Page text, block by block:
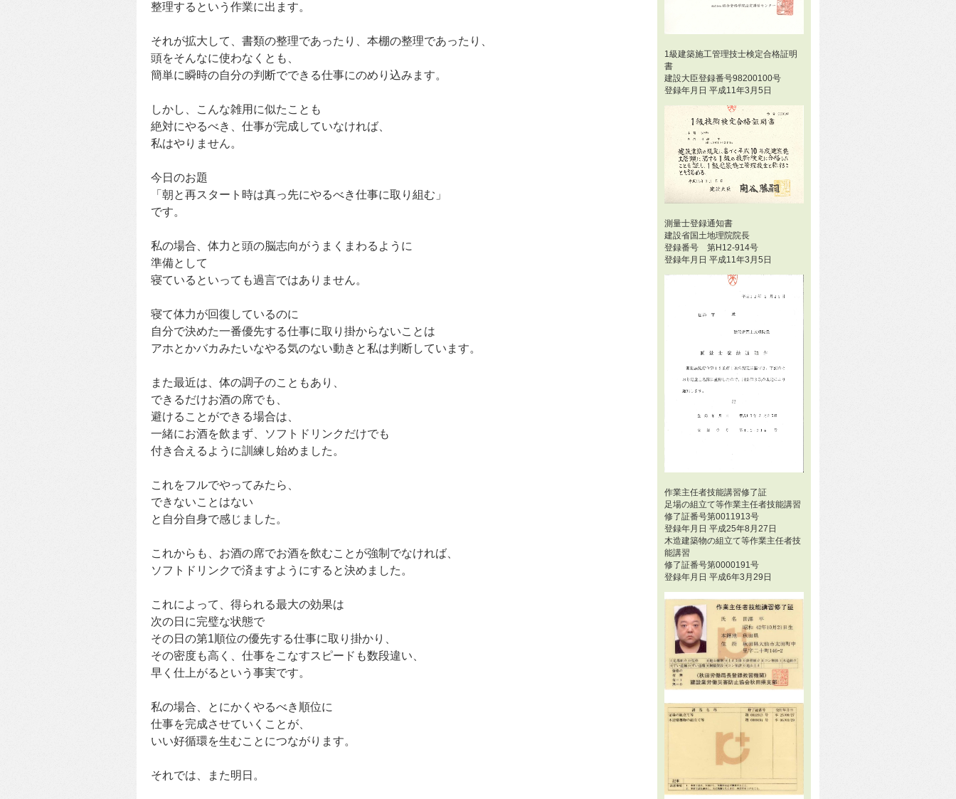
整理するという作業に出ます。
それが拡大して、書類の整理であったり、本棚の整理であったり、
頭をそんなに使わなくとも、
簡単に瞬時の自分の判断でできる仕事にのめり込みます。
しかし、こんな雑用に似たことも
絶対にやるべき、仕事が完成していなければ、
私はやりません。
今日のお題
「朝と再スタート時は真っ先にやるべき仕事に取り組む」
です。
私の場合、体力と頭の脳志向がうまくまわるように
準備として
寝ているといっても過言ではありません。
寝て体力が回復しているのに
自分で決めた一番優先する仕事に取り掛からないことは
アホとかバカみたいなやる気のない動きと私は判断しています。
また最近は、体の調子のこともあり、
できるだけお酒の席でも、
避けることができる場合は、
一緒にお酒を飲まず、ソフトドリンクだけでも
付き合えるように訓練し始めました。
これをフルでやってみたら、
できないことはない
と自分自身で感じました。
これからも、お酒の席でお酒を飲むことが強制でなければ、
ソフトドリンクで済ますようにすると決めました。
これによって、得られる最大の効果は
次の日に完璧な状態で
その日の第1順位の優先する仕事に取り掛かり、
その密度も高く、仕事をこなすスピードも数段違い、
早く仕上がるという事実です。
私の場合、とにかくやるべき順位に
仕事を完成させていくことが、
いい好循環を生むことにつながります。
それでは、また明日。
1級建築施工管理技士検定合格証明
書
建設大臣登録番号98200100号
登録年月日 平成11年3月5日
測量士登録通知書
建設省国土地理院院長
登録番号 第H12-914号
登録年月日 平成11年3月5日
作業主任者技能講習修了証
足場の組立て等作業主任者技能講習
修了証番号第0011913号
登録年月日 平成25年8月27日
木造建築物の組立て等作業主任者技
能講習
修了証番号第0000191号
登録年月日 平成6年3月29日